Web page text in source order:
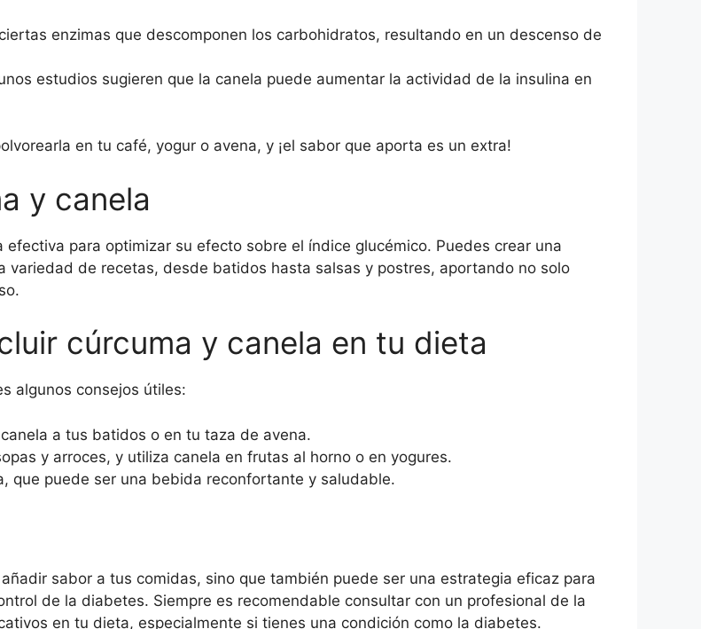
enzimas que descomponen los carbohidratos, resultando en un descenso de
estudios sugieren que la canela puede aumentar la actividad de la insulina en
en tu café, yogur o avena, y ¡el sabor que aporta es un extra!
y canela
para optimizar su efecto sobre el índice glucémico. Puedes crear una
variedad de recetas, desde batidos hasta salsas y postres, aportando no solo
cúrcuma y canela en tu dieta
algunos consejos útiles:
a tus batidos o en tu taza de avena.
y arroces, y utiliza canela en frutas al horno o en yogures.
que puede ser una bebida reconfortante y saludable.
sabor a tus comidas, sino que también puede ser una estrategia eficaz para
de la diabetes. Siempre es recomendable consultar con un profesional de la
en tu dieta, especialmente si tienes una condición como la diabetes.